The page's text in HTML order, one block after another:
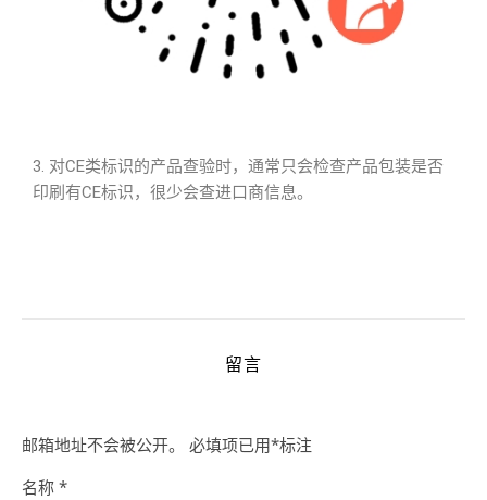
3. 对CE类标识的产品查验时，通常只会检查产品包装是否
印刷有CE标识，很少会查进口商信息。
留言
邮箱地址不会被公开。 必填项已用*标注
名称 *